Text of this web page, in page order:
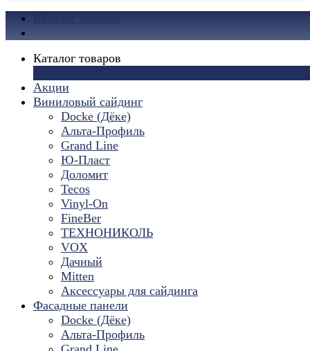
Каталог товаров
Акции
Виниловый сайдинг
Docke (Дёке)
Альта-Профиль
Grand Line
Ю-Пласт
Доломит
Tecos
Vinyl-On
FineBer
ТЕХНОНИКОЛЬ
VOX
Дачный
Mitten
Аксессуары для сайдинга
Фасадные панели
Docke (Дёке)
Альта-Профиль